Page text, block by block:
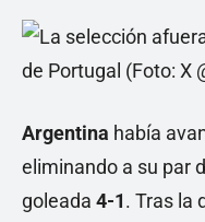
Argentina había
eliminando a su par
goleada 4-1. Tras la